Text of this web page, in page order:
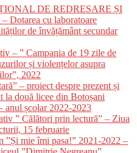
DE REDRESARE ȘI
Dotarea cu laboratoare
de învățământ secundar
– ” Campania de 19 zile de
și violențelor asupra
2022
– proiect despre prezent și
la două licee din Botoșani
anul școlar 2022-2023
” Călători prin lectură” – Ziua
15 februarie
”Și mie îmi pasa!” 2021-2022 –